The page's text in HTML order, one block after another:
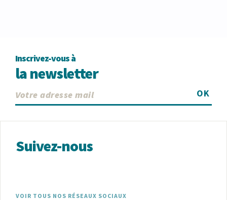
Inscrivez-vous à
la newsletter
OK
Suivez-nous
VOIR TOUS NOS RÉSEAUX SOCIAUX